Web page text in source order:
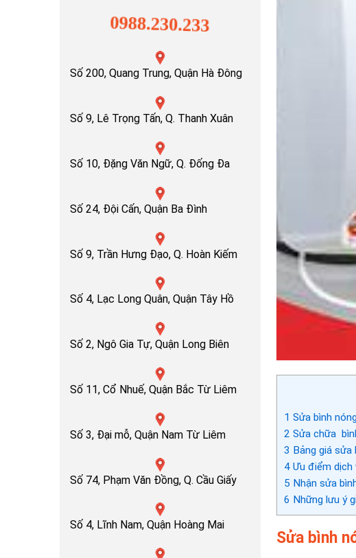
0988.230.233
Số 200, Quang Trung, Quận Hà Đông
Số 9, Lê Trọng Tấn, Q. Thanh Xuân
Số 10, Đặng Văn Ngữ, Q. Đống Đa
Số 24, Đội Cấn, Quận Ba Đình
Số 9, Trần Hưng Đạo, Q. Hoàn Kiếm
Số 4, Lạc Long Quân, Quận Tây Hồ
Số 2, Ngô Gia Tự, Quận Long Biên
Số 11, Cổ Nhuế, Quận Bắc Từ Liêm
Số 3, Đại mỗ, Quận Nam Từ Liêm
Số 74, Phạm Văn Đồng, Q. Cầu Giấy
Số 4, Lĩnh Nam, Quận Hoàng Mai
1 Sửa bình
2 Sửa chữa
3 Bảng giá sửa
4Ưu điểm dịch
5 Nhận sửa
6 Những lưu ý
Sửa bình